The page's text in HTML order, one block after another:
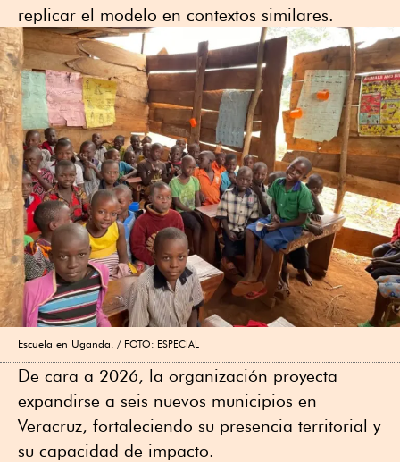
replicar el modelo en contextos similares.
Escuela en Uganda. FOTO: ESPECIAL
De cara a 2026, la organización proyecta
expandirse a seis nuevos municipios en
Veracruz, fortaleciendo su presencia territorial y
su capacidad de impacto.